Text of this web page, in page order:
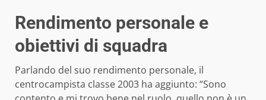
Rendimento personale e
obiettivi di squadra
Parlando del suo rendimento personale, il
centrocampista classe 2003 ha aggiunto: “Sono